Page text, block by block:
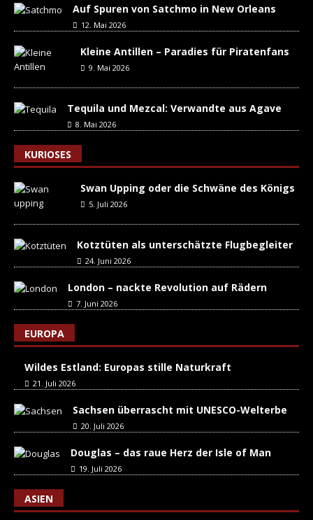
Auf Spuren von Satchmo in New Orleans
12. Mai 2026
Kleine Antillen – Paradies für Piratenfans
9. Mai 2026
Tequila und Mezcal: Verwandte aus Agave
8. Mai 2026
KURIOSES
Swan Upping oder die Schwäne des Königs
5. Juli 2026
Kotztüten als unterschätzte Flugbegleiter
24. Juni 2026
London – nackte Revolution auf Rädern
7. Juni 2026
EUROPA
Wildes Estland: Europas stille Naturkraft
21. Juli 2026
Sachsen überrascht mit UNESCO-Welterbe
20. Juli 2026
Douglas – das raue Herz der Isle of Man
19. Juli 2026
ASIEN